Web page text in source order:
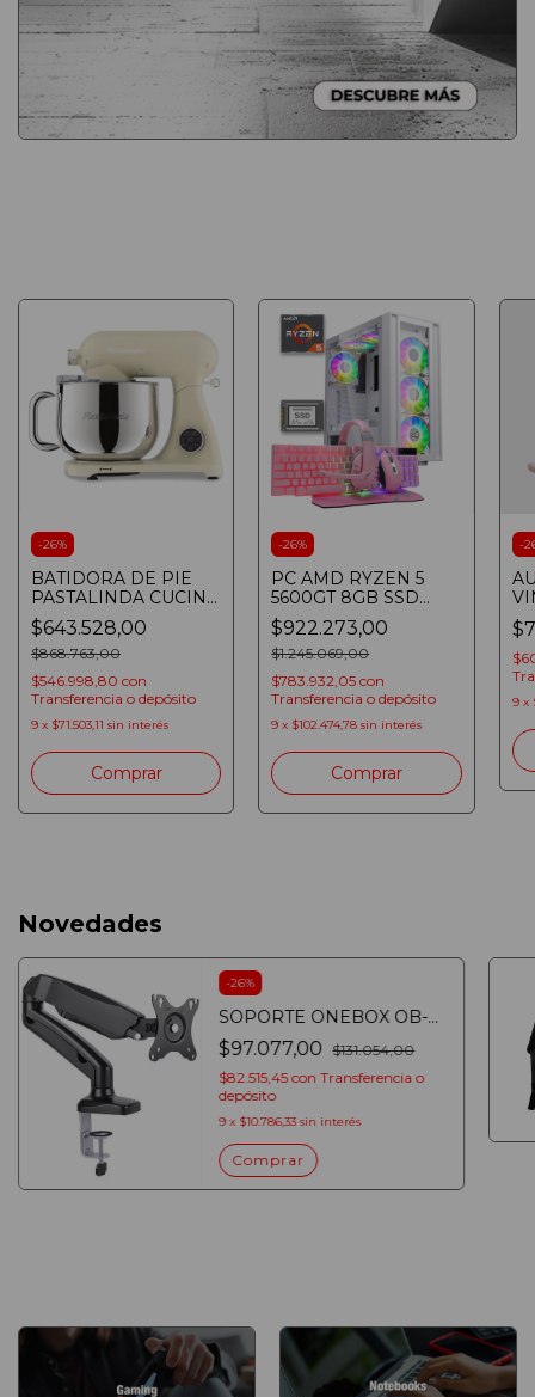
-26%
BATIDORA DE PIE
PASTALINDA CUCINA
PLANETARIA CREMA
BOWL 8 LITROS 1200
W
$643.528,00
$868.763,00
$546.998,80 con
Transferencia o depósito
9 x $71.503,11 sin interés
-26%
PC AMD RYZEN 5
5600GT 8GB SSD
480GB
TECLADO/MOUSE/
600W GAMER
BLANCA
$922.273,00
$1.245.069,00
$783.932,05con
Transferencia o depósito
9 x $102.474,78 sin interés
-
9 x
Novedades
-26%
SOPORTE ONEBOX OB-
LCD12 PARA ESCRITORIO
13" a 27"
$97.077,00 $131.054,00
$82.515,45con Transferencia o
depósito
9 x $10.786,33 sin interés